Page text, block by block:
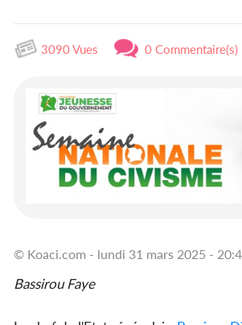
3090 Vues 0 Commentaire(s)
© Koaci.com - lundi 31 mars 2025 -
Bassirou Faye